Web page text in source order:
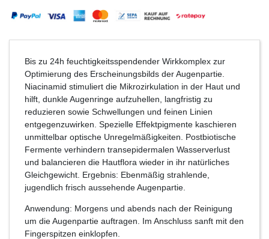
Bis zu 24h feuchtigkeitsspendender Wirkkomplex zur
Optimierung des Erscheinungsbilds der Augenpartie.
Niacinamid stimuliert die Mikrozirkulation in der Haut und
hilft, dunkle Augenringe aufzuhellen, langfristig zu
reduzieren sowie Schwellungen und feinen Linien
entgegenzuwirken. Spezielle Effektpigmente kaschieren
unmittelbar optische Unregelmäßigkeiten. Postbiotische
Fermente verhindern transepidermalen Wasserverlust
und balancieren die Hautflora wieder in ihr natürliches
Gleichgewicht. Ergebnis: Ebenmäßig strahlende,
jugendlich frisch aussehende Augenpartie.
Anwendung: Morgens und abends nach der Reinigung
um die Augenpartie auftragen. Im Anschluss sanft mit den
Fingerspitzen einklopfen.